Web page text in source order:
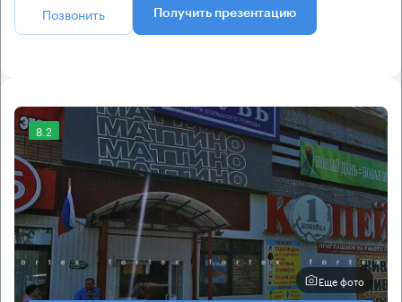
Позвонить Получить презентацию
8.2
Еще фото